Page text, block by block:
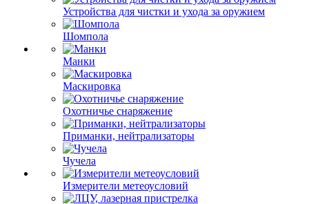
Устройства для чистки и ухода за оружием
Шомпола
Манки
Маскировка
Охотничье снаряжение
Приманки, нейтрализаторы
Чучела
Измерители метеоусловий